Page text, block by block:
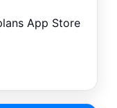
App Store